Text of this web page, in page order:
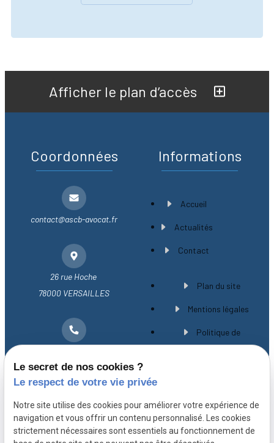
Afficher le plan d’accès
Coordonnées
contact@ascb-avocat.fr
26 rue Hoche
78000 VERSAILLES
Informations
Accueil
Actualités
Contact
Plan du site
Mentions légales
Politique de
A propos
Avocat spécialiste en droit immobilier à
Le secret de nos cookies ?
Le respect de votre vie privée
Notre site utilise des cookies pour améliorer votre expérience de
navigation et vous offrir un contenu personnalisé. Les cookies
strictement nécessaires sont essentiels au fonctionnement de